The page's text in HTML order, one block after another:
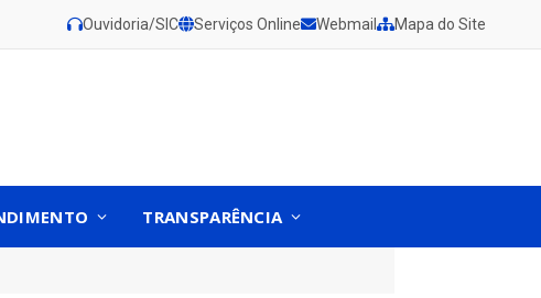
Ouvidoria/SIC Serviços Online Webmail Mapa do Site
TRANSPARÊNCIA